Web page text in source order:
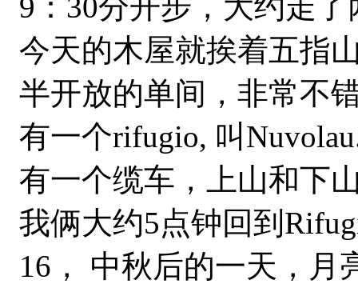
今天的木屋就挨着五指
半开放的单间，非常不
有一个rifugio, 叫
有一个缆车，上山和下
我俩大约5点钟回到
16， 中秋后的一天，